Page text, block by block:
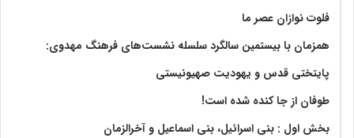
فلوت نوازان عصر ما
همزمان با بیستمین سالگرد سلسله نشست‌های فرهنگ مهدوی:‌
پایتختی قدس و یهودیت صهیونیستی
طوفان از جا کنده شده است!
بخش اول : بنی اسرائیل، بنی اسماعیل و آخرالزمان